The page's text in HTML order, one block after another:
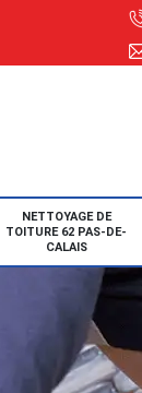
NETTOYAGE DE
TOITURE 62 PAS-DE-
CALAIS